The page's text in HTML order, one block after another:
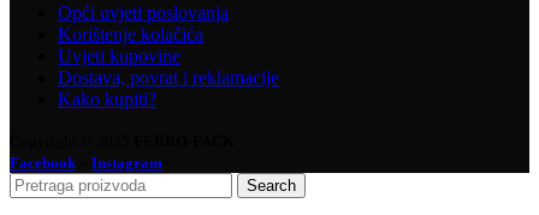
Opći uvjeti poslovanja
Korištenje kolačića
Uvjeti kupovine
Dostava, povrat i reklamacije
Kako kupiti?
Facebook
Instagram
Search